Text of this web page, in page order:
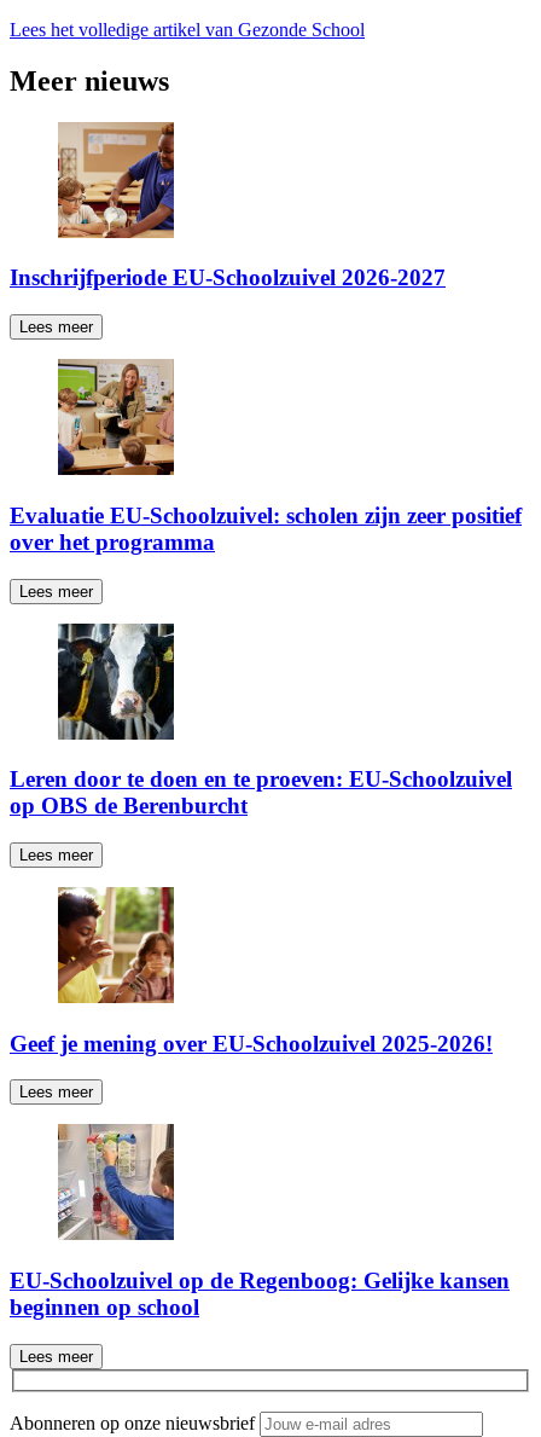
Lees het volledige artikel van Gezonde School
Meer nieuws
Inschrijfperiode EU-Schoolzuivel 2026-2027
Lees meer
Evaluatie EU-Schoolzuivel: scholen zijn zeer positief
over het programma
Lees meer
Leren door te doen en te proeven: EU-Schoolzuivel
op OBS de Berenburcht
Lees meer
Geef je mening over EU-Schoolzuivel 2025-2026!
Lees meer
EU-Schoolzuivel op de Regenboog: Gelijke kansen
beginnen op school
Lees meer
Abonneren op onze nieuwsbrief